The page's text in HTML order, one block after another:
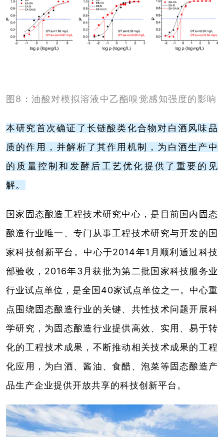
图8：油酸对模拟溶液中乙酯嗅觉感知强度的影响
本研究首次确证了长链酸类化合物对白酒风味品
质的作用，并解析了其作用机制，为白酒生产中
的质量控制和发酵后工艺优化提供了重要的见
解。
国家固态酿造工程技术研究中心，是目前国内固态
酿造行业唯一、专门从事工程技术研究与开发的国
家科技创新平台。中心于2014年1月顺利通过科技
部验收，2016年3月获批为第二批国家科技服务业
行业试点单位，是全国40家试点单位之一。中心重
点围绕固态酿造行业的关键、共性技术问题开展科
学研究，为固态酿造行业提供高效、实用、易于转
化的工程技术成果，不断推动相关技术成果的工程
化应用，为白酒、酱油、食醋、泡菜等固态酿造产
品生产企业提供开放共享的科技创新平台。